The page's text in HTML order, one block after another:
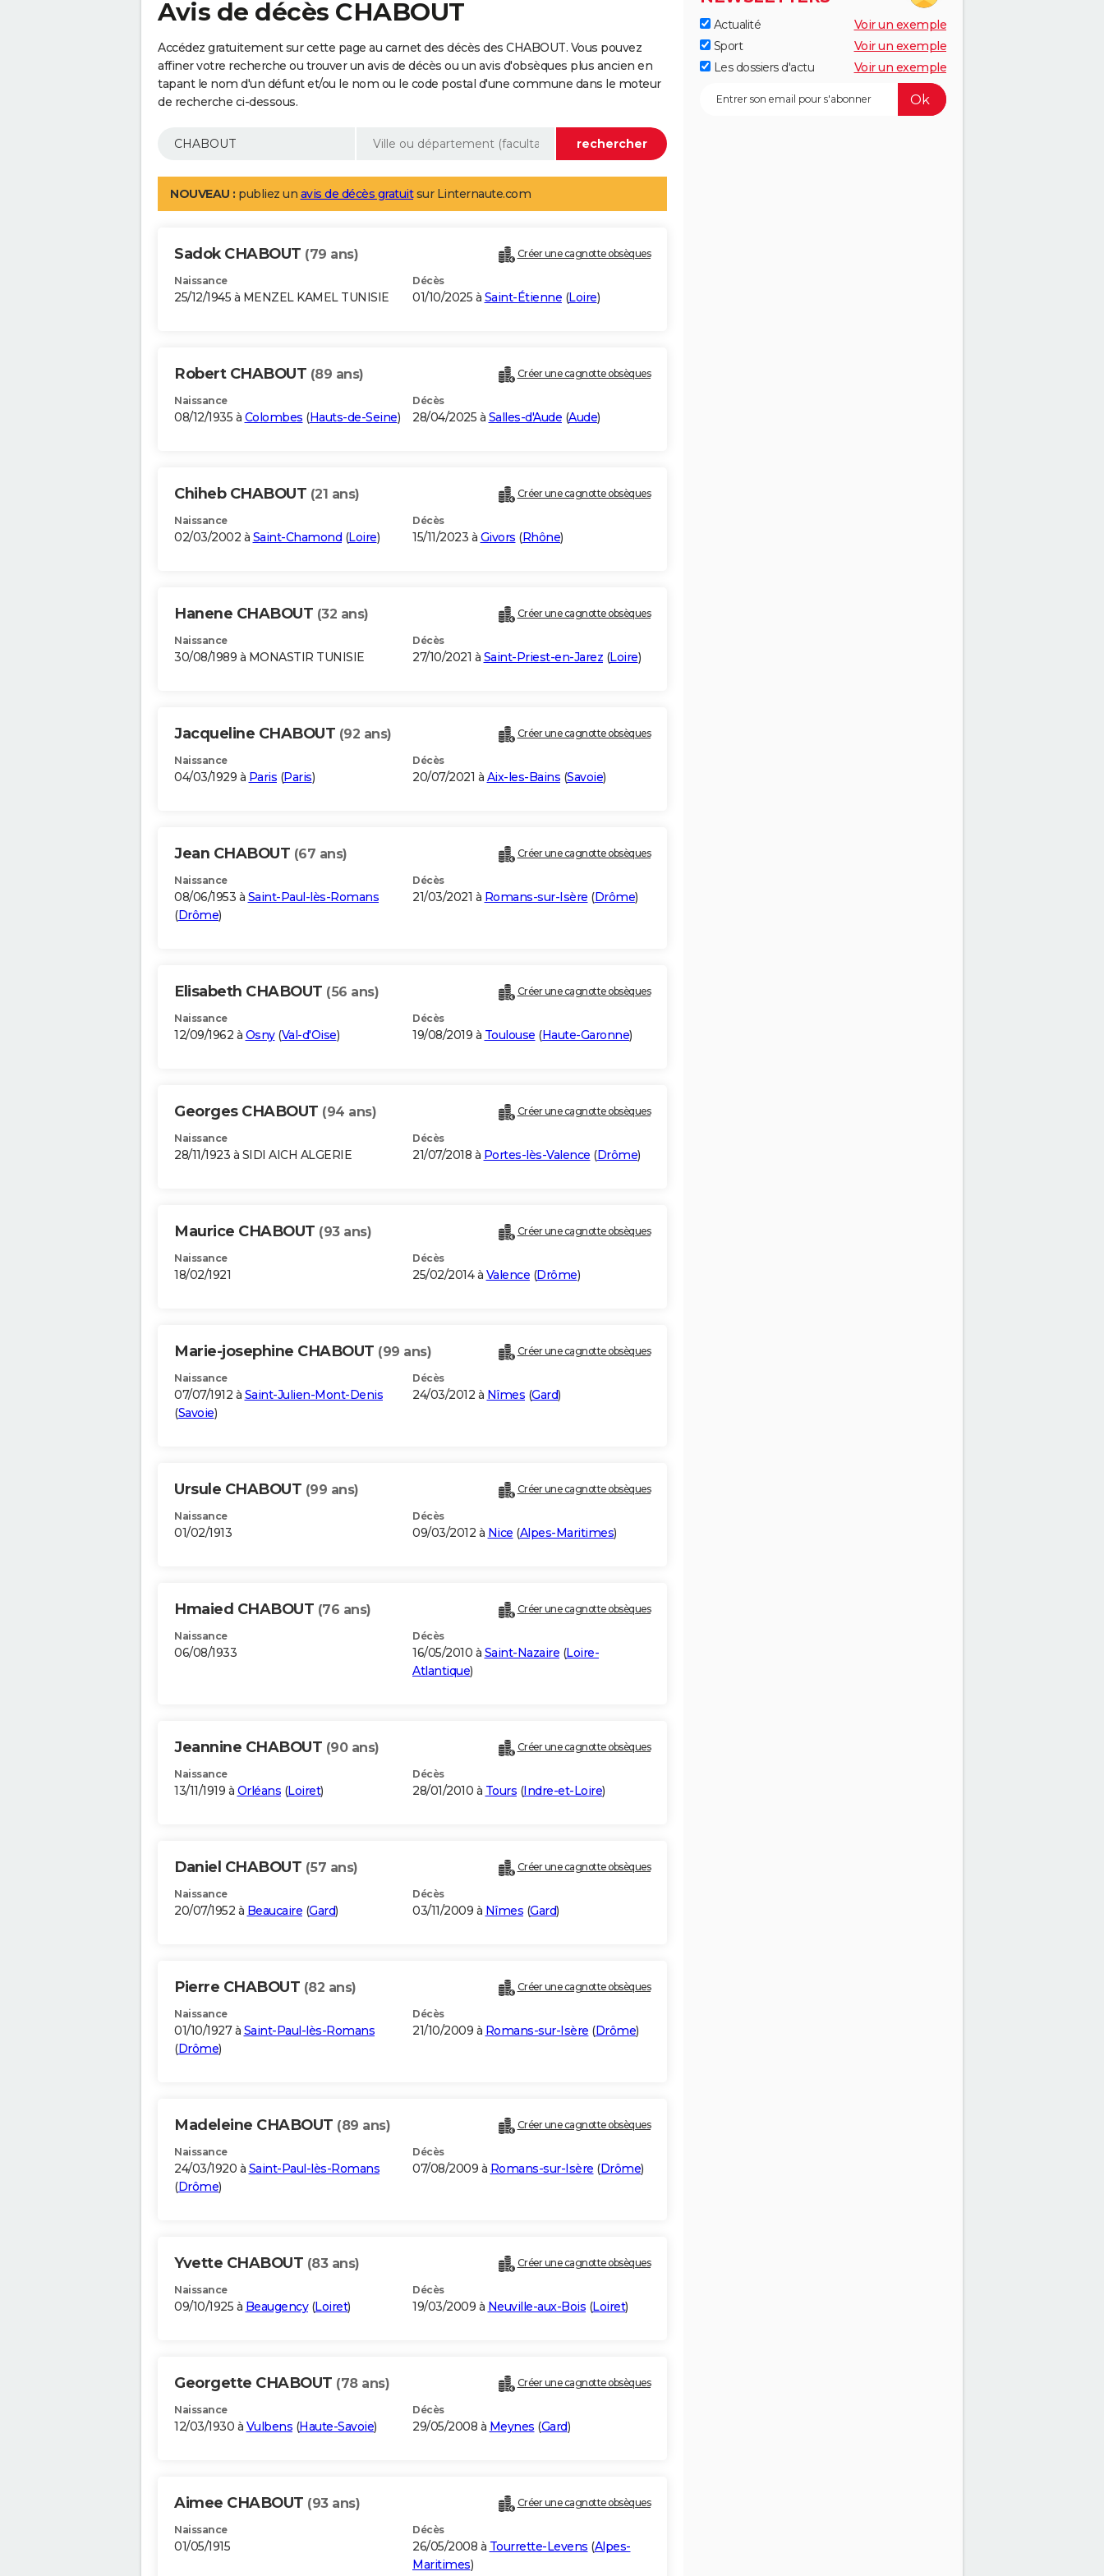
Avis de décès CHABOUT
Accédez gratuitement sur cette page au carnet des décès des CHABOUT. Vous pouvez
affiner votre recherche ou trouver un avis de décès ou un avis d'obsèques plus ancien en
tapant le nom d'un défunt et/ou le nom ou le code postal d'une commune dans le moteur
de recherche ci-dessous.
NOUVEAU : publiez un avis de décès gratuitsur Linternaute.com
Sadok CHABOUT (79 ans) Créer une cagnotte obsèques
Naissance
25/12/1945 à MENZEL KAMEL TUNISIE
Décès
01/10/2025 à Saint-Étienne (Loire)
Robert CHABOUT (89 ans) Créer une cagnotte obsèques
Naissance
08/12/1935 à Colombes (Hauts-de-Seine)
Décès
28/04/2025 à Salles-d'Aude (Aude)
Chiheb CHABOUT (21 ans) Créer une cagnotte obsèques
Naissance
02/03/2002 à Saint-Chamond (Loire)
Décès
15/11/2023 à Givors (Rhône)
Hanene CHABOUT (32 ans) Créer une cagnotte obsèques
Naissance
30/08/1989 à MONASTIR TUNISIE
Décès
27/10/2021 à Saint-Priest-en-Jarez (Loire)
Jacqueline CHABOUT (92 ans) Créer une cagnotte obsèques
Naissance
04/03/1929 à Paris (Paris)
Décès
20/07/2021 à Aix-les-Bains (Savoie)
Jean CHABOUT (67 ans) Créer une cagnotte obsèques
Naissance
08/06/1953 à Saint-Paul-lès-Romans
(Drôme)
Décès
21/03/2021 à Romans-sur-Isère (Drôme)
Elisabeth CHABOUT (56 ans) Créer une cagnotte obsèques
Naissance
12/09/1962 à Osny(Val-d'Oise)
Décès
19/08/2019 à Toulouse (Haute-Garonne)
Georges CHABOUT (94 ans) Créer une cagnotte obsèques
Naissance
28/11/1923 à SIDI AICH ALGERIE
Décès
21/07/2018 à Portes-lès-Valence (Drôme)
Maurice CHABOUT (93 ans) Créer une cagnotte obsèques
Naissance
18/02/1921
Décès
25/02/2014 à Valence (Drôme)
Marie-josephine CHABOUT (99 ans) Créer une cagnotte obsèques
Naissance
07/07/1912 à Saint-Julien-Mont-Denis
(Savoie)
Décès
24/03/2012 à Nîmes (Gard)
Ursule CHABOUT (99 ans) Créer une cagnotte obsèques
Naissance
01/02/1913
Décès
09/03/2012 à Nice (Alpes-Maritimes)
Hmaied CHABOUT (76 ans) Créer une cagnotte obsèques
Naissance
06/08/1933
Décès
16/05/2010 à Saint-Nazaire (Loire-
Atlantique)
Jeannine CHABOUT (90 ans) Créer une cagnotte obsèques
Naissance
13/11/1919 à Orléans (Loiret)
Décès
28/01/2010 à Tours (Indre-et-Loire)
Daniel CHABOUT (57 ans) Créer une cagnotte obsèques
Naissance
20/07/1952 à Beaucaire (Gard)
Décès
03/11/2009 à Nîmes (Gard)
Pierre CHABOUT (82 ans) Créer une cagnotte obsèques
Naissance
01/10/1927 à Saint-Paul-lès-Romans
(Drôme)
Décès
21/10/2009 à Romans-sur-Isère (Drôme)
Madeleine CHABOUT (89 ans) Créer une cagnotte obsèques
Naissance
24/03/1920 à Saint-Paul-lès-Romans
(Drôme)
Décès
07/08/2009 à Romans-sur-Isère (Drôme)
Yvette CHABOUT (83 ans) Créer une cagnotte obsèques
Naissance
09/10/1925 à Beaugency(Loiret)
Décès
19/03/2009 à Neuville-aux-Bois (Loiret)
Georgette CHABOUT (78 ans) Créer une cagnotte obsèques
Naissance
12/03/1930 à Vulbens (Haute-Savoie)
Décès
29/05/2008 à Meynes (Gard)
Aimee CHABOUT (93 ans) Créer une cagnotte obsèques
Naissance
01/05/1915
Décès
26/05/2008 à Tourrette-Levens (Alpes-
Maritimes)
Actualité
Voir un exemple
Sport
Voir un exemple
Les dossiers d'actu
Voir un exemple